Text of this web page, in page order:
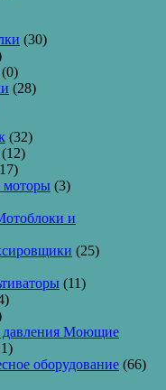
(30)
(0)
(28)
(32)
(12)
моторы (3)
и
(25)
(11)
Моющие
оборудование (66)